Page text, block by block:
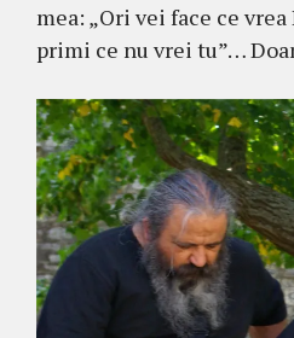
mea: „Ori vei face ce
primi ce nu vrei tu”…